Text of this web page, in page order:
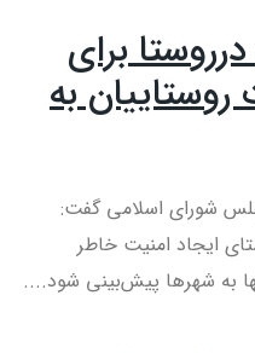
برای
به
شورای اسلامی گفت:
ایجاد امنیت خاطر
به شهرها پیش‌بینی شود....